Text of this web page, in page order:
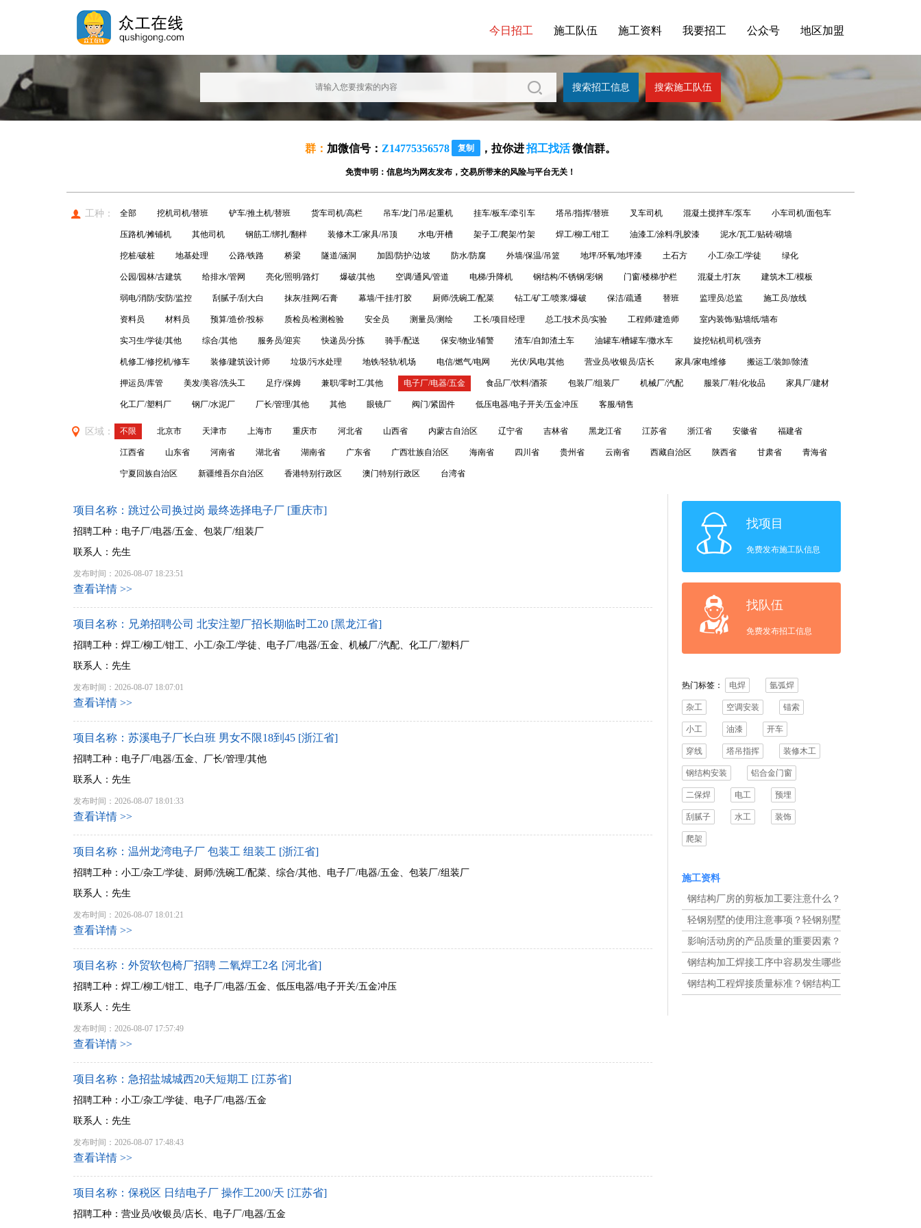
今日招工 施工队伍 施工资料 我要招工 公众号 地区加盟
群： 加微信号： Z14775356578 复制 ，拉你进招工找活微信群。
免责申明：信息均为网友发布，交易所带来的风险与平台无关！
工种： 全部 挖机司机/替班 铲车/推土机/替班 货车司机/高栏 吊车/龙门吊/起重机 挂车/板车/牵引车 塔吊/指挥/替班 叉车司机 混凝土搅拌车/泵车 小车司机/面包车
压路机/摊铺机 其他司机 钢筋工/绑扎/翻样 装修木工/家具/吊顶 水电/开槽 架子工/爬架/竹架 焊工/柳工/钳工 油漆工/涂料/乳胶漆 泥水/瓦工/贴砖/砌墙
挖桩/破桩 地基处理 公路/铁路 桥梁 隧道/涵洞 加固/防护/边坡 防水/防腐 外墙/保温/吊篮 地坪/环氧/地坪漆 土石方 小工/杂工/学徒 绿化
公园/园林/古建筑 给排水/管网 亮化/照明/路灯 爆破/其他 空调/通风/管道 电梯/升降机 钢结构/不锈钢/彩钢 门窗/楼梯/护栏 混凝土/打灰 建筑木工/模板
弱电/消防/安防/监控 刮腻子/刮大白 抹灰/挂网/石膏 幕墙/干挂/打胶 厨师/洗碗工/配菜 钻工/矿工/喷浆/爆破 保洁/疏通 替班 监理员/总监 施工员/放线
资料员 材料员 预算/造价/投标 质检员/检测检验 安全员 测量员/测绘 工长/项目经理 总工/技术员/实验 工程师/建造师 室内装饰/贴墙纸/墙布
实习生/学徒/其他 综合/其他 服务员/迎宾 快递员/分拣 骑手/配送 保安/物业/辅警 渣车/自卸渣土车 油罐车/槽罐车/撒水车 旋挖钻机司机/强夯
机修工/修挖机/修车 装修/建筑设计师 垃圾/污水处理 地铁/轻轨/机场 电信/燃气/电网 光伏/风电/其他 营业员/收银员/店长 家具/家电维修 搬运工/装卸/除渣
押运员/库管 美发/美容/洗头工 足疗/保姆 兼职/零时工/其他 电子厂/电器/五金 食品厂/饮料/酒茶 包装厂/组装厂 机械厂/汽配 服装厂/鞋/化妆品 家具厂/建材
化工厂/塑料厂 钢厂/水泥厂 厂长/管理/其他 其他 眼镜厂 阀门/紧固件 低压电器/电子开关/五金冲压 客服/销售
区域： 不限 北京市 天津市 上海市 重庆市 河北省 山西省 内蒙古自治区 辽宁省 吉林省 黑龙江省 江苏省 浙江省 安徽省 福建省
江西省 山东省 河南省 湖北省 湖南省 广东省 广西壮族自治区 海南省 四川省 贵州省 云南省 西藏自治区 陕西省 甘肃省 青海省
宁夏回族自治区 新疆维吾尔自治区 香港特别行政区 澳门特别行政区 台湾省
项目名称：跳过公司换过岗 最终选择电子厂 [重庆市]
招聘工种：电子厂/电器/五金、包装厂/组装厂
联系人：先生
发布时间：2026-08-07 18:23:51
查看详情 >>
项目名称：兄弟招聘公司 北安注塑厂招长期临时工20 [黑龙江省]
招聘工种：焊工/柳工/钳工、小工/杂工/学徒、电子厂/电器/五金、机械厂/汽配、化工厂/塑料厂
联系人：先生
发布时间：2026-08-07 18:07:01
查看详情 >>
项目名称：苏溪电子厂长白班 男女不限18到45 [浙江省]
招聘工种：电子厂/电器/五金、厂长/管理/其他
联系人：先生
发布时间：2026-08-07 18:01:33
查看详情 >>
项目名称：温州龙湾电子厂 包装工 组装工 [浙江省]
招聘工种：小工/杂工/学徒、厨师/洗碗工/配菜、综合/其他、电子厂/电器/五金、包装厂/组装厂
联系人：先生
发布时间：2026-08-07 18:01:21
查看详情 >>
项目名称：外贸软包椅厂招聘 二氧焊工2名 [河北省]
招聘工种：焊工/柳工/钳工、电子厂/电器/五金、低压电器/电子开关/五金冲压
联系人：先生
发布时间：2026-08-07 17:57:49
查看详情 >>
项目名称：急招盐城城西20天短期工 [江苏省]
招聘工种：小工/杂工/学徒、电子厂/电器/五金
联系人：先生
发布时间：2026-08-07 17:48:43
查看详情 >>
项目名称：保税区 日结电子厂 操作工200/天 [江苏省]
招聘工种：营业员/收银员/店长、电子厂/电器/五金
找项目
免费发布施工队信息
找队伍
免费发布招工信息
热门标签： 电焊 氩弧焊
杂工 空调安装 锚索
小工 油漆 开车
穿线 塔吊指挥 装修木工
钢结构安装 铝合金门窗
二保焊 电工 预埋
刮腻子 水工 装饰
爬架
施工资料
钢结构厂房的剪板加工要注意什么？
剪板加工要选择什么钢材
轻钢别墅的使用注意事项？轻钢别墅
的运用留意事项
影响活动房的产品质量的重要因素？
活动房的安装方法
钢结构加工焊接工序中容易发生哪些
问题？钢结构楼梯制作与安装报价
钢结构工程焊接质量标准？钢结构工